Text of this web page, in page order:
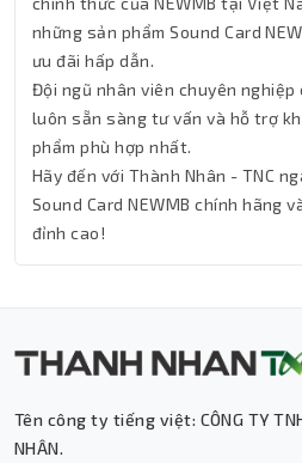
những sản phẩm Sound Card
ưu đãi hấp dẫn.
Đội ngũ nhân viên chuyên nghiệp
luôn sẵn sàng tư vấn và hỗ trợ
phẩm phù hợp nhất.
Hãy đến với Thành Nhân - TNC
Sound Card NEWMB chính hãng
đỉnh cao!
Tên công ty tiếng việt: CÔNG TY
NHÂN.